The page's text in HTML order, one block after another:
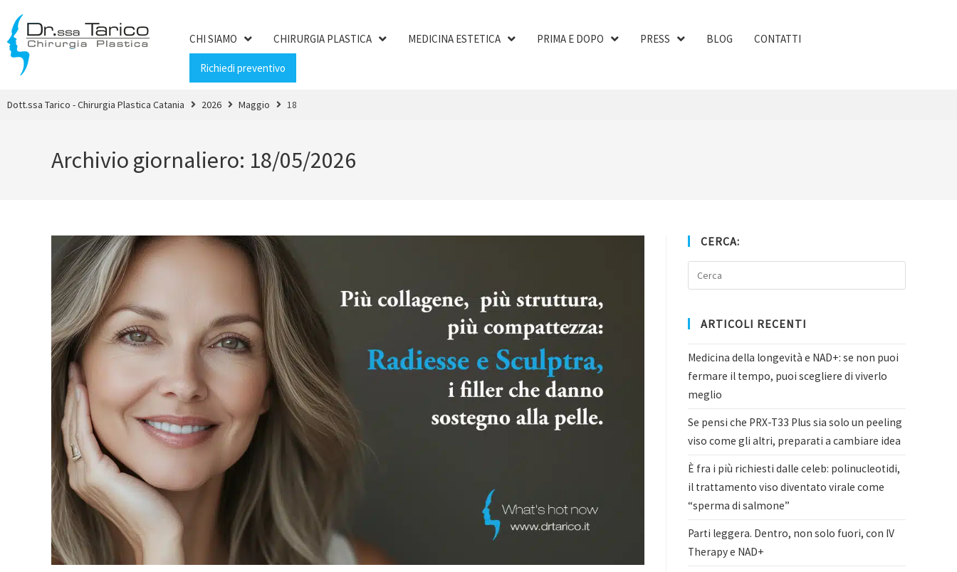
CHI SIAMO CHIRURGIA PLASTICA MEDICINA ESTETICA PRIMA E DOPO PRESS BLOG CONTATTI
Richiedi preventivo
Dott.ssa Tarico - Chirurgia Plastica Catania 2026 Maggio 18
Archivio giornaliero: 18/05/2026
CERCA:
ARTICOLI RECENTI
Medicina della longevità e NAD+: se non puoi
fermare il tempo, puoi scegliere di viverlo
meglio
Se pensi che PRX-T33 Plus sia solo un peeling
viso come gli altri, preparati a cambiare idea
È fra i più richiesti dalle celeb: polinucleotidi,
il trattamento viso diventato virale come
“sperma di salmone”
Parti leggera. Dentro, non solo fuori, con IV
Therapy e NAD+